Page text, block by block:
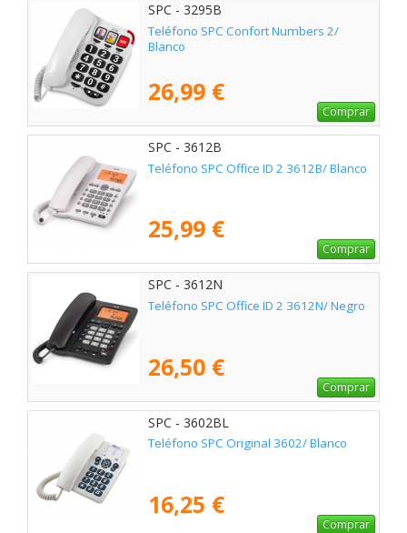
SPC - 3295B
Teléfono SPC Confort Numbers 2/
Blanco
26,99 €
Comprar
SPC - 3612B
Teléfono SPC Office ID 2 3612B/ Blanco
25,99 €
Comprar
SPC - 3612N
Teléfono SPC Office ID 2 3612N/ Negro
26,50 €
Comprar
SPC - 3602BL
Teléfono SPC Original 3602/ Blanco
16,25 €
Comprar